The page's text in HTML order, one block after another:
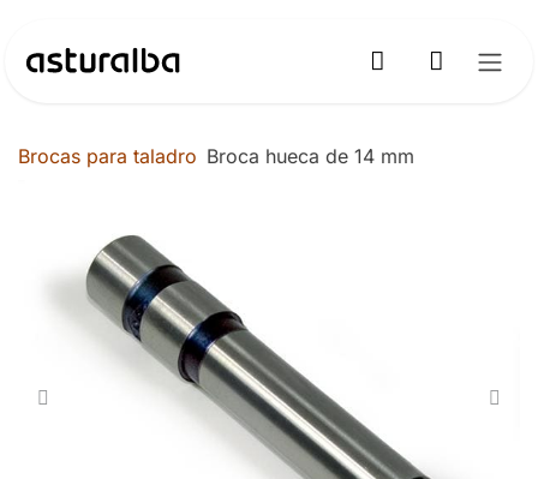
Brocas para taladro Broca hueca de 14 mm